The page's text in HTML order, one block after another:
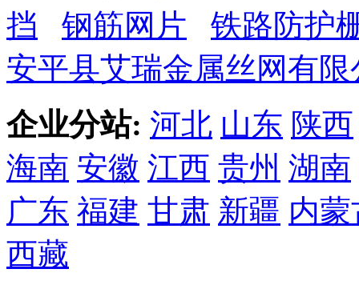
挡
钢筋网片
铁路防护
安平县艾瑞金属丝网有限
企业分站: 河北 山东 陕西
海南 安徽 江西 贵州 湖南
广东 福建 甘肃 新疆 内蒙
西藏